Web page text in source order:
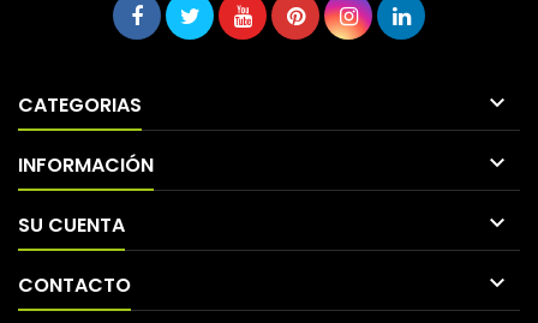
CATEGORIAS 
INFORMACIÓN 
SU CUENTA 
CONTACTO 